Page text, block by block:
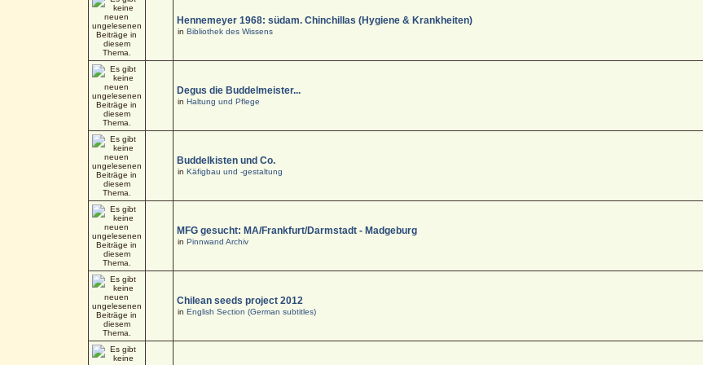
Hennemeyer 1968: südam. Chinchillas (Hygiene & Krankheiten)
in Bibliothek des Wissens
Degus die Buddelmeister...
in Haltung und Pflege
Buddelkisten und Co.
in Käfigbau und -gestaltung
MFG gesucht: MA/Frankfurt/Darmstadt - Madgeburg
in Pinnwand Archiv
Chilean seeds project 2012
in English Section (German subtitles)